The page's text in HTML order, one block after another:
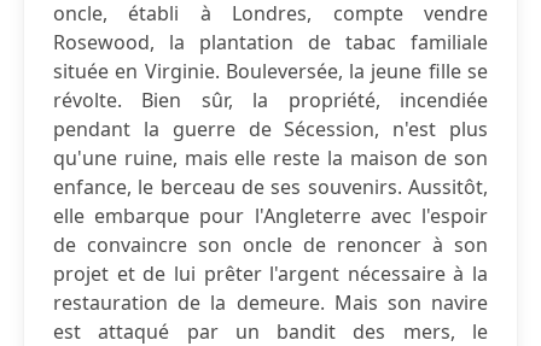
oncle, établi à Londres, compte vendre
Rosewood, la plantation de tabac familiale
située en Virginie. Bouleversée, la jeune fille se
révolte. Bien sûr, la propriété, incendiée
pendant la guerre de Sécession, n'est plus
qu'une ruine, mais elle reste la maison de son
enfance, le berceau de ses souvenirs. Aussitôt,
elle embarque pour l'Angleterre avec l'espoir
de convaincre son oncle de renoncer à son
projet et de lui prêter l'argent nécessaire à la
restauration de la demeure. Mais son navire
est attaqué par un bandit des mers, le